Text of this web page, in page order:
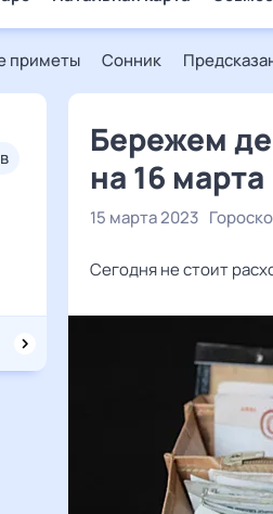
приметы Сонник
Бережем
на 16 марта
15 марта 2023
Сегодня не стоит